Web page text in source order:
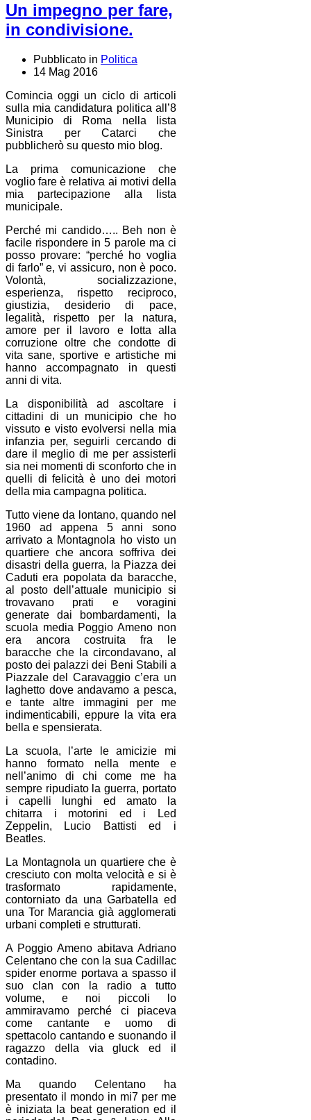
Un impegno per fare,
in condivisione.
Pubblicato in Politica
14 Mag 2016
Comincia oggi un ciclo di articoli
sulla mia candidatura politica all’8
Municipio di Roma nella lista
Sinistra per Catarci che
pubblicherò su questo mio blog.
La prima comunicazione che
voglio fare è relativa ai motivi della
mia partecipazione alla lista
municipale.
Perché mi candido….. Beh non è
facile rispondere in 5 parole ma ci
posso provare: “perché ho voglia
di farlo” e, vi assicuro, non è poco.
Volontà, socializzazione,
esperienza, rispetto reciproco,
giustizia, desiderio di pace,
legalità, rispetto per la natura,
amore per il lavoro e lotta alla
corruzione oltre che condotte di
vita sane, sportive e artistiche mi
hanno accompagnato in questi
anni di vita.
La disponibilità ad ascoltare i
cittadini di un municipio che ho
vissuto e visto evolversi nella mia
infanzia per, seguirli cercando di
dare il meglio di me per assisterli
sia nei momenti di sconforto che in
quelli di felicità è uno dei motori
della mia campagna politica.
Tutto viene da lontano, quando nel
1960 ad appena 5 anni sono
arrivato a Montagnola ho visto un
quartiere che ancora soffriva dei
disastri della guerra, la Piazza dei
Caduti era popolata da baracche,
al posto dell’attuale municipio si
trovavano prati e voragini
generate dai bombardamenti, la
scuola media Poggio Ameno non
era ancora costruita fra le
baracche che la circondavano, al
posto dei palazzi dei Beni Stabili a
Piazzale del Caravaggio c’era un
laghetto dove andavamo a pesca,
e tante altre immagini per me
indimenticabili, eppure la vita era
bella e spensierata.
La scuola, l’arte le amicizie mi
hanno formato nella mente e
nell’animo di chi come me ha
sempre ripudiato la guerra, portato
i capelli lunghi ed amato la
chitarra i motorini ed i Led
Zeppelin, Lucio Battisti ed i
Beatles.
La Montagnola un quartiere che è
cresciuto con molta velocità e si è
trasformato rapidamente,
contorniato da una Garbatella ed
una Tor Marancia già agglomerati
urbani completi e strutturati.
A Poggio Ameno abitava Adriano
Celentano che con la sua Cadillac
spider enorme portava a spasso il
suo clan con la radio a tutto
volume, e noi piccoli lo
ammiravamo perché ci piaceva
come cantante e uomo di
spettacolo cantando e suonando il
ragazzo della via gluck ed il
contadino.
Ma quando Celentano ha
presentato il mondo in mi7 per me
è iniziata la beat generation ed il